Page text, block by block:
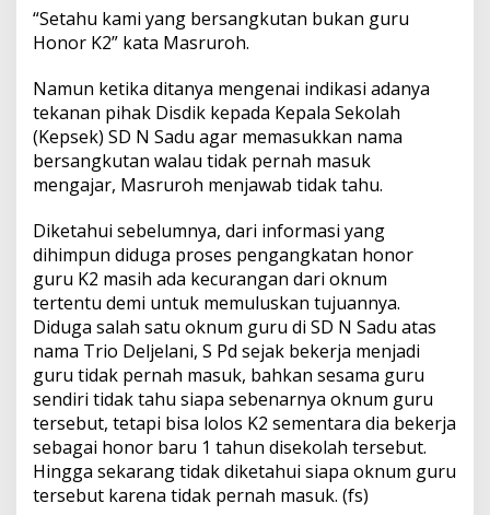
u
S
i
u
m
a
n
T
r
o
D
e
l
j
e
l
n
i
M
a
s
u
k
“Setahu kami yang bersangkutan bukan guru
Honor K2” kata Masruroh.
Namun ketika ditanya mengenai indikasi adanya
tekanan pihak Disdik kepada Kepala Sekolah
(Kepsek) SD N Sadu agar memasukkan nama
bersangkutan walau tidak pernah masuk
mengajar, Masruroh menjawab tidak tahu.
Diketahui sebelumnya, dari informasi yang
dihimpun diduga proses pengangkatan honor
guru K2 masih ada kecurangan dari oknum
tertentu demi untuk memuluskan tujuannya.
Diduga salah satu oknum guru di SD N Sadu atas
nama Trio Deljelani, S Pd sejak bekerja menjadi
guru tidak pernah masuk, bahkan sesama guru
sendiri tidak tahu siapa sebenarnya oknum guru
tersebut, tetapi bisa lolos K2 sementara dia bekerja
sebagai honor baru 1 tahun disekolah tersebut.
Hingga sekarang tidak diketahui siapa oknum guru
tersebut karena tidak pernah masuk. (fs)